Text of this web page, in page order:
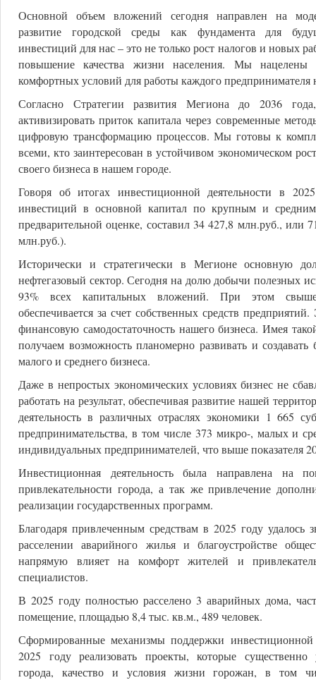
Основной объем вложений сегодня направлен на
развитие городской среды как фундамента для
инвестиций для нас – это не только рост налогов и новых
повышение качества жизни населения. Мы нацелены
комфортных условий для работы каждого предпринимателя
Согласно Стратегии развития Мегиона до 2036
активизировать приток капитала через современные
цифровую трансформацию процессов. Мы готовы к
всеми, кто заинтересован в устойчивом экономическом
своего бизнеса в нашем городе.
Говоря об итогах инвестиционной деятельности в
инвестиций в основной капитал по крупным и
предварительной оценке, составил 34 427,8 млн.руб., или
млн.руб.).
Исторически и стратегически в Мегионе основную
нефтегазовый сектор. Сегодня на долю добычи полезных
93% всех капитальных вложений. При этом
обеспечивается за счет собственных средств
финансовую самодостаточность нашего бизнеса. Имея
получаем возможность планомерно развивать и создавать
малого и среднего бизнеса.
Даже в непростых экономических условиях бизнес не
работать на результат, обеспечивая развитие нашей
деятельность в различных отраслях экономики 1 665
предпринимательства, в том числе 373 микро-, малых и
индивидуальных предпринимателей, что выше показателя
Инвестиционная деятельность была направлена на
привлекательности города, а так же привлечение
реализации государственных программ.
Благодаря привлеченным средствам в 2025 году удалось
расселении аварийного жилья и благоустройстве
напрямую влияет на комфорт жителей и
специалистов.
В 2025 году полностью расселено 3 аварийных дома,
помещение, площадью 8,4 тыс. кв.м., 489 человек.
Сформированные механизмы поддержки инвестиционной
2025 году реализовать проекты, которые существенно
города, качество и условия жизни горожан, в том